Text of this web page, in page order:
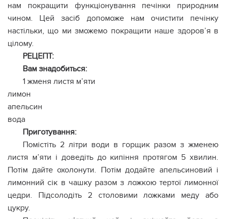
нам покращити функціонування печінки природним
чином. Цей засіб допоможе нам очистити печінку
настільки, що ми зможемо покращити наше здоров’я в
цілому.
РЕЦЕПТ:
Вам знадобиться:
1 жменя листя м’яти
лимон
апельсин
вода
Приготування:
Помістіть 2 літри води в горщик разом з жменею
листя м’яти і доведіть до кипіння протягом 5 хвилин.
Потім дайте охолонути. Потім додайте апельсиновий і
лимонний сік в чашку разом з ложкою тертої лимонної
цедри. Підсолодіть 2 столовими ложками меду або
цукру.